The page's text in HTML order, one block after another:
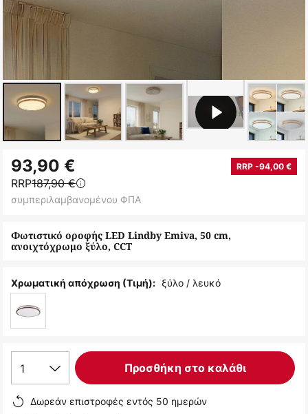
στην
αρχή
της
εικόνων
Φωτιστικό οροφής LED Lindby Emiva, 50 cm,
ανοιχτόχρωμο ξύλο, CCT
93,90 € RRP -94,00 €
RRP187,90 €
συμπεριλαμβανομένου ΦΠΑ
Χρωματική απόχρωση (Τιμή): ξύλο / λευκό
1 Προσθήκη στο καλάθι
Δωρεάν επιστροφές εντός 50 ημερών